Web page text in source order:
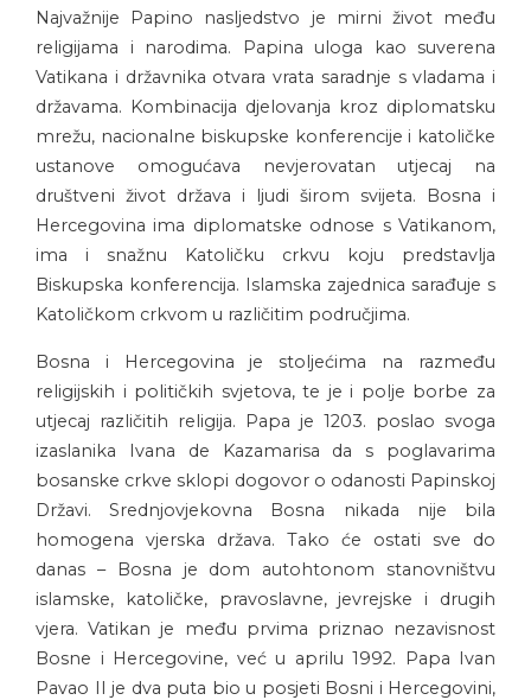
Najvažnije Papino nasljedstvo je mirni život među
religijama i narodima. Papina uloga kao suverena
Vatikana i državnika otvara vrata saradnje s vladama i
državama. Kombinacija djelovanja kroz diplomatsku
mrežu, nacionalne biskupske konferencije i katoličke
ustanove omogućava nevjerovatan utjecaj na
društveni život država i ljudi širom svijeta. Bosna i
Hercegovina ima diplomatske odnose s Vatikanom,
ima i snažnu Katoličku crkvu koju predstavlja
Biskupska konferencija. Islamska zajednica sarađuje s
Katoličkom crkvom u različitim područjima.
Bosna i Hercegovina je stoljećima na razmeđu
religijskih i političkih svjetova, te je i polje borbe za
utjecaj različitih religija. Papa je 1203. poslao svoga
izaslanika Ivana de Kazamarisa da s poglavarima
bosanske crkve sklopi dogovor o odanosti Papinskoj
Državi. Srednjovjekovna Bosna nikada nije bila
homogena vjerska država. Tako će ostati sve do
danas – Bosna je dom autohtonom stanovništvu
islamske, katoličke, pravoslavne, jevrejske i drugih
vjera. Vatikan je među prvima priznao nezavisnost
Bosne i Hercegovine, već u aprilu 1992. Papa Ivan
Pavao II je dva puta bio u posjeti Bosni i Hercegovini,